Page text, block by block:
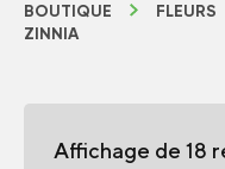
BOUTIQUE FLEURS
ZINNIA
Affichage de 18